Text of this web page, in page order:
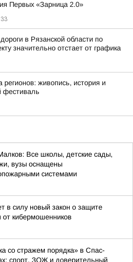
Первых «Зарница 2.0»
в Рязанской области по
значительно отстает от графика
регионов: живопись, история и
фестиваль
Все школы, детские сады,
вузы оснащены
системами
в силу новый закон о защите
от кибермошенников
со стражем порядка» в Спас-
спорт, ЗОЖ и доверительный